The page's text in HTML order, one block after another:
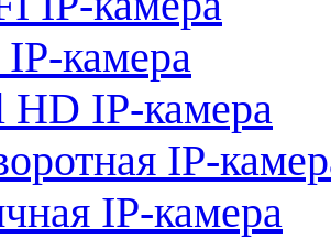
камера
HD IP-камера
IP-
IP-камера